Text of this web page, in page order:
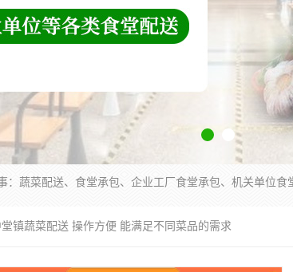
镇蔬菜配送 操作方便 能满足不同菜品的需求